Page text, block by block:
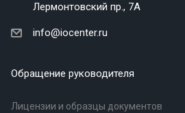
Лермонтовский пр., 7А
info@iocenter.ru
Обращение руководителя
Лицензии и образцы документов